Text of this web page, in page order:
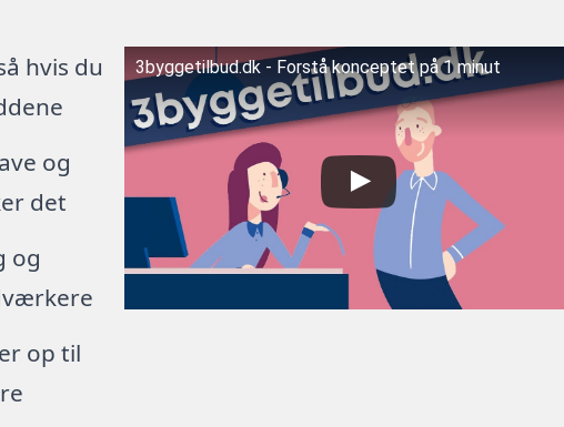
hvis du
og
det
og
op til
3byggetilbud.dk - Forstå konceptet på 1 minut